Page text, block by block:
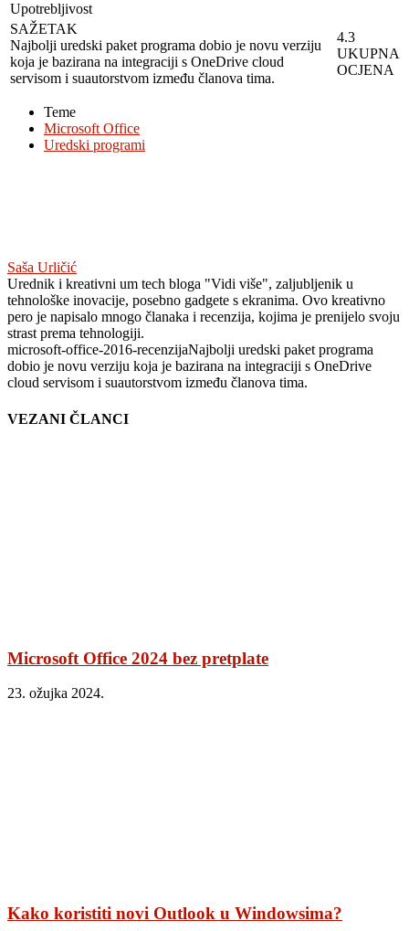
Upotrebljivost
SAŽETAK
Najbolji uredski paket programa dobio je novu verziju
koja je bazirana na integraciji s OneDrive cloud
servisom i suautorstvom između članova tima.
4.3
UKUPNA
OCJENA
Teme
Microsoft Office
Uredski programi
Saša Urličić
Urednik i kreativni um tech bloga "Vidi više", zaljubljenik u
tehnološke inovacije, posebno gadgete s ekranima. Ovo kreativno
pero je napisalo mnogo članaka i recenzija, kojima je prenijelo svoju
strast prema tehnologiji.
microsoft-office-2016-recenzijaNajbolji uredski paket programa
dobio je novu verziju koja je bazirana na integraciji s OneDrive
cloud servisom i suautorstvom između članova tima.
VEZANI ČLANCI
Microsoft Office 2024 bez pretplate
23. ožujka 2024.
Kako koristiti novi Outlook u Windowsima?